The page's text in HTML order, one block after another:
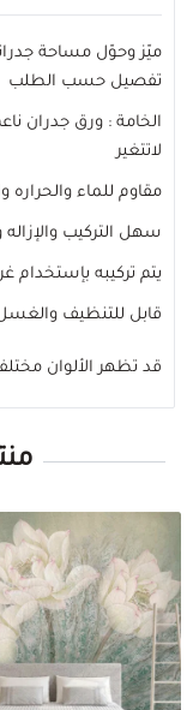
ميّز وحوّل مساحة
تفصيل حسب الطلب
الخامة : ورق جدران
لاتتغير
مقاوم للماء والحراره
سهل التركيب والإزاله
يتم تركيبه بإستخدام
قابل للتنظيف
قد تظهر الألوان